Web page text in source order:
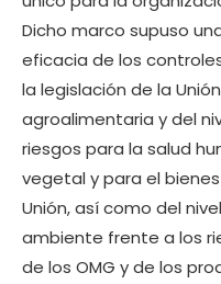
Dicho marco supuso
eficacia de los
la legislación de la
agroalimentaria y del
riesgos para la salud
vegetal y para el
Unión, así como del
ambiente frente a los
de los OMG y de los